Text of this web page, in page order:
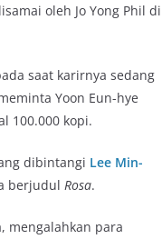
oleh Jo Yong Phil di
saat karirnya sedang
Yoon Eun-hye
100.000 kopi.
dibintangi Lee Min-
berjudul Rosa.
mengalahkan para